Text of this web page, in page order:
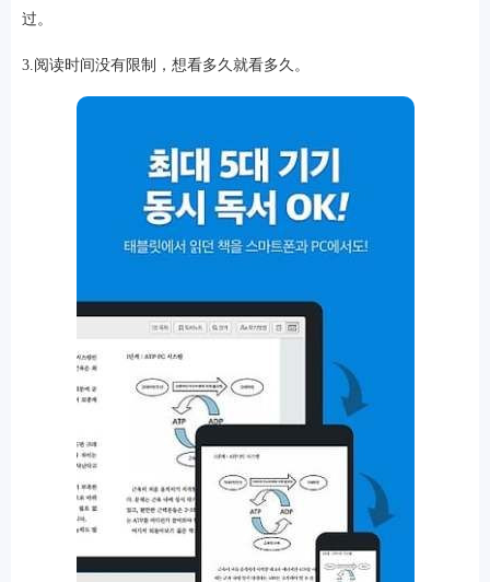
过。
3.阅读时间没有限制，想看多久就看多久。